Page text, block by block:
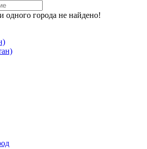
одного города не найдено!